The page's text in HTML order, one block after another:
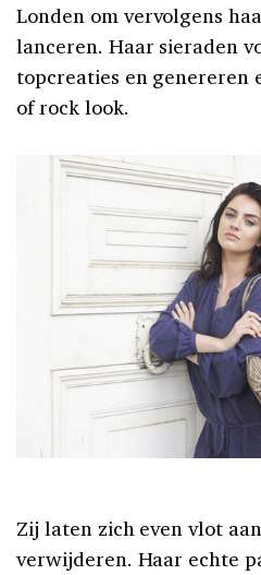
Londen om vervolgens
lanceren. Haar sieraden
topcreaties en genereren
of rock look.
Zij laten zich even vlot
verwijderen. Haar echte